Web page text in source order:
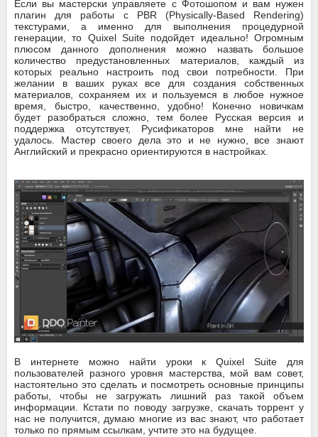
Если вы мастерски управляете с Фотошопом и вам нужен
плагин для работы с PBR (Physically-Based Rendering)
текстурами, а именно для выполнения процедурной
генерации, то Quixel Suite подойдет идеально! Огромным
плюсом данного дополнения можно назвать большое
количество предустановленных материалов, каждый из
которых реально настроить под свои потребности. При
желании в ваших руках все для создания собственных
материалов, сохраняем их и пользуемся в любое нужное
время, быстро, качественно, удобно! Конечно новичкам
будет разобраться сложно, тем более Русская версия и
поддержка отсутствует, Русификаторов мне найти не
удалось. Мастер своего дела это и не нужно, все знают
Английский и прекрасно ориентируются в настройках.
В интернете можно найти уроки к Quixel Suite для
пользователей разного уровня мастерства, мой вам совет,
настоятельно это сделать и посмотреть основные принципы
работы, чтобы не загружать лишний раз такой объем
информации. Кстати по поводу загрузке, скачать торрент у
нас не получится, думаю многие из вас знают, что работает
только по прямым ссылкам, учтите это на будущее.